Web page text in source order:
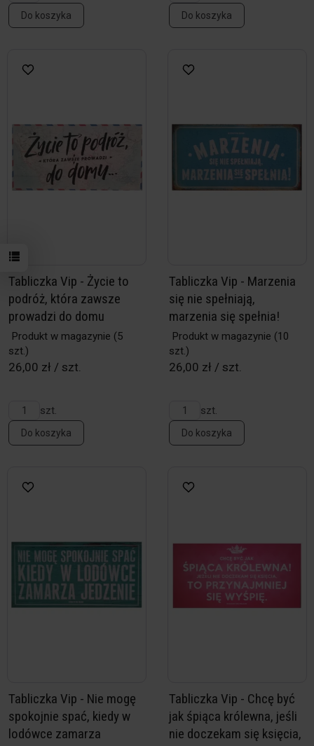
Do koszyka Do koszyka
Tabliczka Vip - Życie to
podróż, która zawsze
prowadzi do domu
Produkt w magazynie (5
szt.)
26,00 zł / szt.
szt.
Do koszyka
Tabliczka Vip - Marzenia
się nie spełniają,
marzenia się spełnia!
Produkt w magazynie (10
szt.)
26,00 zł / szt.
szt.
Do koszyka
Tabliczka Vip - Nie mogę
spokojnie spać, kiedy w
lodówce zamarza
Tabliczka Vip - Chcę być
jak śpiąca królewna, jeśli
nie doczekam się księcia,